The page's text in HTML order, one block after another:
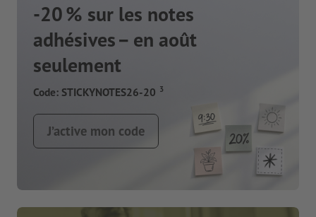
-20 % sur les notes
adhésives – en août
seulement
Code: STICKYNOTES26-20 3
J’active mon code